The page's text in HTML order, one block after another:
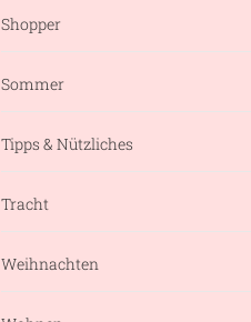
Shopper
Sommer
Tipps & Nützliches
Tracht
Weihnachten